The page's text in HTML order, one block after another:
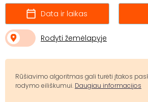
Data ir laikas
Rodyti žemėlapyje
Rūšiavimo algoritmas gali turėti įtakos
rodymo eiliškumui. Daugiau informacijos